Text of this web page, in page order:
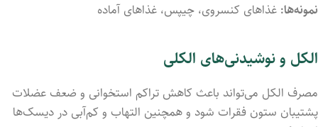
نمونه‌ها: غذاهای کنسروی، چیپس، غذاهای آماده
الکل و نوشیدنی‌های الکلی
مصرف الکل می‌تواند باعث کاهش تراکم استخوانی و ضعف عضلات
پشتیبان ستون فقرات شود و همچنین التهاب و کم‌آبی در دیسک‌ها